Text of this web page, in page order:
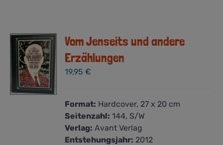
Vom Jenseits und andere
Erzählungen
19,95€
Format: Hardcover, 27 x 20 cm
Seitenzahl: 144, S/W
Verlag: Avant Verlag
Entstehungsjahr: 2012